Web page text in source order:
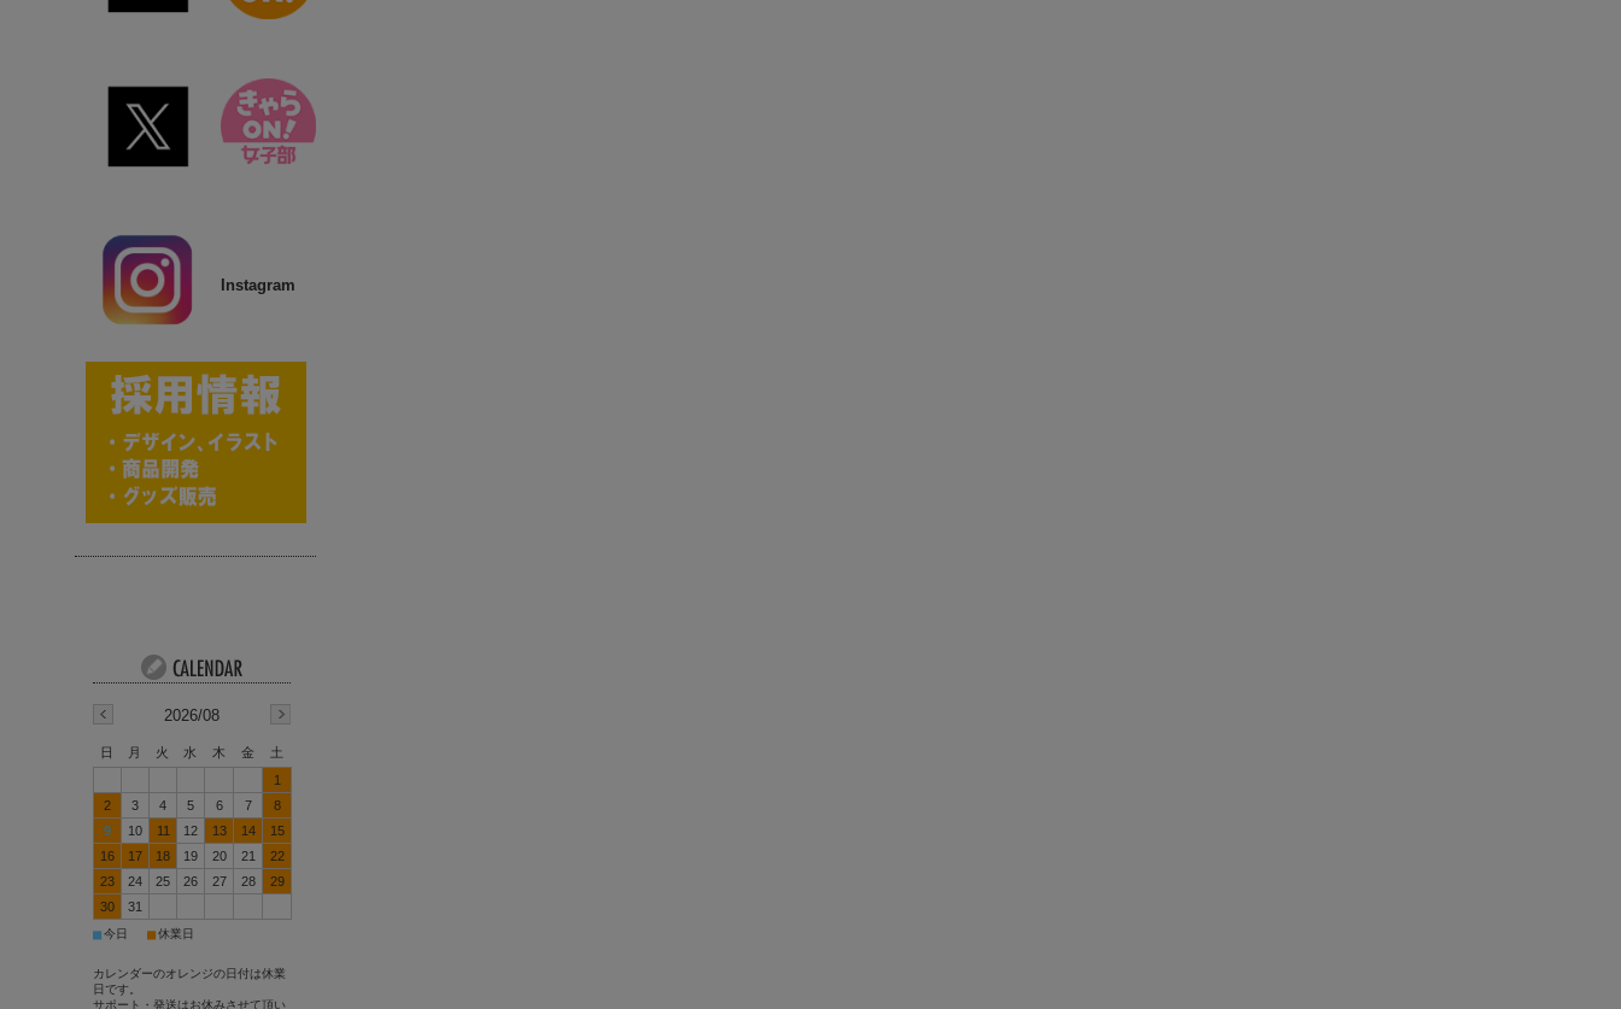
Instagram
2026/08
日 月 火 水 木 金
土
1
2
3 4 5 6 7
8
9
10 11 12 13 14
15
16
17 18 19 20 21
22
23
24 25 26 27 28
29
30
31
■今日 ■休業日
カレンダーのオレンジの日付は休業
日です。
サポート・発送はお休みさせて頂い